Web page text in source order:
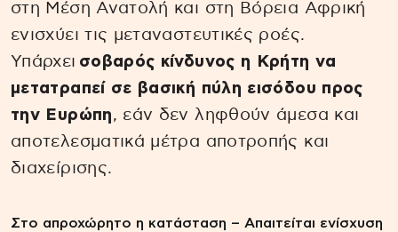
στη Μέση Ανατολή και στη Βόρεια Αφρική
ενισχύει τις μεταναστευτικές ροές.
Υπάρχει σοβαρός κίνδυνος η Κρήτη να
μετατραπεί σε βασική πύλη εισόδου προς
την Ευρώπη, εάν δεν ληφθούν άμεσα και
αποτελεσματικά μέτρα αποτροπής και
διαχείρισης.
Στο απροχώρητο η κατάσταση – Απαιτείται ενίσχυση